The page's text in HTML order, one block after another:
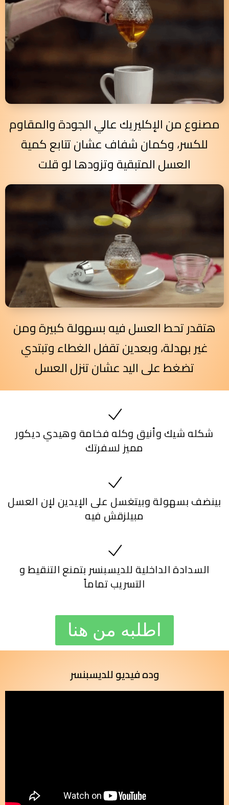
مصنوع من الإكليريك عالي الجودة والمقاوم
للكسر، وكمان شفاف عشان تتابع كمية
العسل المتبقية وتزودها لو قلت
هتقدر تحط العسل فيه بسهولة كبيرة ومن
غير بهدلة، وبعدين تقفل الغطاء وتبتدي
تضغط على اليد عشان تنزل العسل
شكله شيك وأنيق وكله فخامة وهيدي ديكور
مميز لسفرتك
بينضف بسهولة وبيتغسل على الإيدين لإن العسل
مبيلزقش فيه
السدادة الداخلية للديسبنسر بتمنع التنقيط و
التسريب تماماً
اطلبه من هنا
وده فيديو للديسبنسر